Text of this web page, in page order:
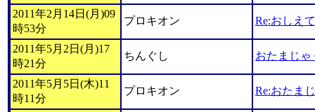
2011年2月14日(月)09
時53分
プロキオン Re:おしえ
2011年5月2日(月)17
時21分
ちんぐし おたまじ
2011年5月5日(木)11
時11分
プロキオン Re:おたま